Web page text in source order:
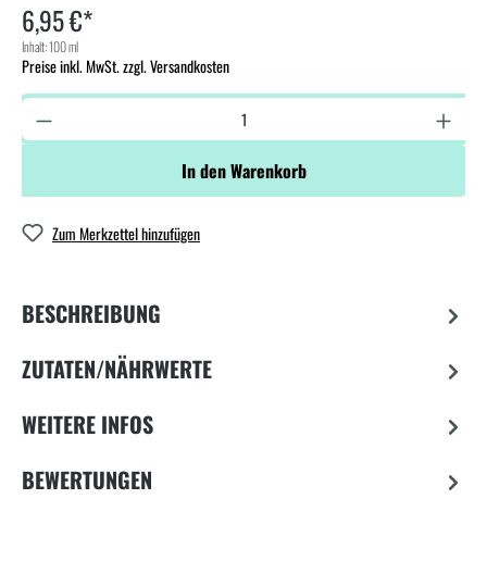
6,95 €*
Inhalt:100 ml
Preise inkl. MwSt. zzgl. Versandkosten
In den Warenkorb
Zum Merkzettel hinzufügen
BESCHREIBUNG
ZUTATEN/NÄHRWERTE
WEITERE INFOS
BEWERTUNGEN